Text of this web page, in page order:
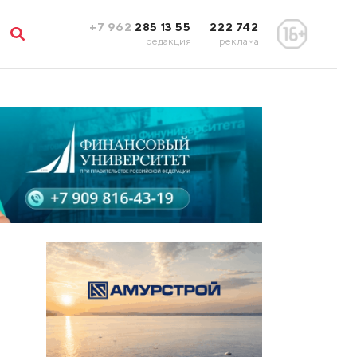
+7 962 285 13 55
редакция
222 742
реклама